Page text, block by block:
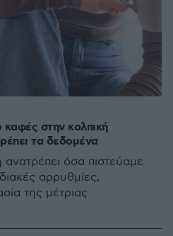
καφές στην κολπική
τα δεδομένα
όσα πιστεύαμε
αρρυθμίες,
της μέτριας